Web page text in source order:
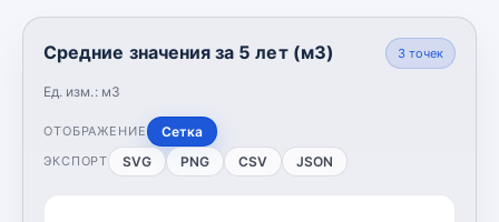
Средние значения за 5 лет (м3)
Ед. изм.: м3
3точек
ОТОБРАЖЕНИЕ Сетка
ЭКСПОРТ SVG PNG CSV JSON